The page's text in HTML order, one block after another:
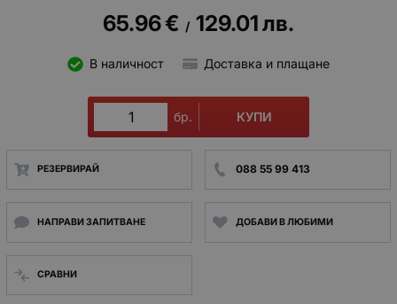
65.96€ / 129.01лв.
В наличност Доставка и плащане
бр. КУПИ
РЕЗЕРВИРАЙ 088 55 99 413
НАПРАВИ ЗАПИТВАНЕ ДОБАВИ В ЛЮБИМИ
СРАВНИ